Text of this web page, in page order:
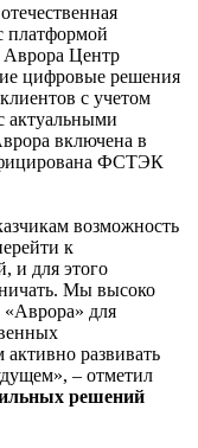
платформой
Аврора Центр
цифровые решения
с учетом
актуальными
включена в
ФСТЭК
возможность
к
и для этого
Мы высоко
для
развивать
– отметил
решений